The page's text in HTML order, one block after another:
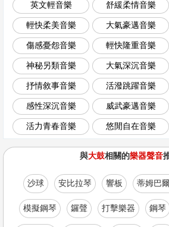
英文輕音樂 舒緩柔情音樂
輕快柔美音樂 大氣豪邁音樂
傷感憂怨音樂 輕快隆重音樂
神秘另類音樂 大氣深沉音樂
抒情敘事音樂 活潑跳躍音樂
感性深沉音樂 威武豪邁音樂
活力青春音樂 悠閒自在音樂
與大鼓相關的樂器聲音
沙球 安比拉琴 響板 蒂姆巴
模擬鋼琴 鑼聲 打擊樂器 鋼琴